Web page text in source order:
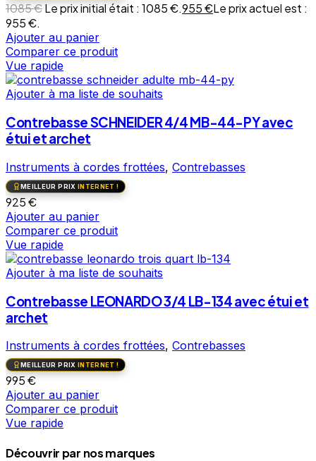
1085€Le prix initial était : 1085 €.955€Le prix actuel est :
955 €.
Ajouter au panier
Comparer ce produit
Vue rapide
Ajouter à ma liste de souhaits
Contrebasse SCHNEIDER 4/4 MB-44-PY avec
étui et archet
Instruments à cordes frottées, Contrebasses
MEILLEUR PRIX INTERNET !
925€
Ajouter au panier
Comparer ce produit
Vue rapide
Ajouter à ma liste de souhaits
Contrebasse LEONARDO 3/4 LB-134 avec étui et
archet
Instruments à cordes frottées, Contrebasses
MEILLEUR PRIX INTERNET !
995€
Ajouter au panier
Comparer ce produit
Vue rapide
Découvrir par nos marques